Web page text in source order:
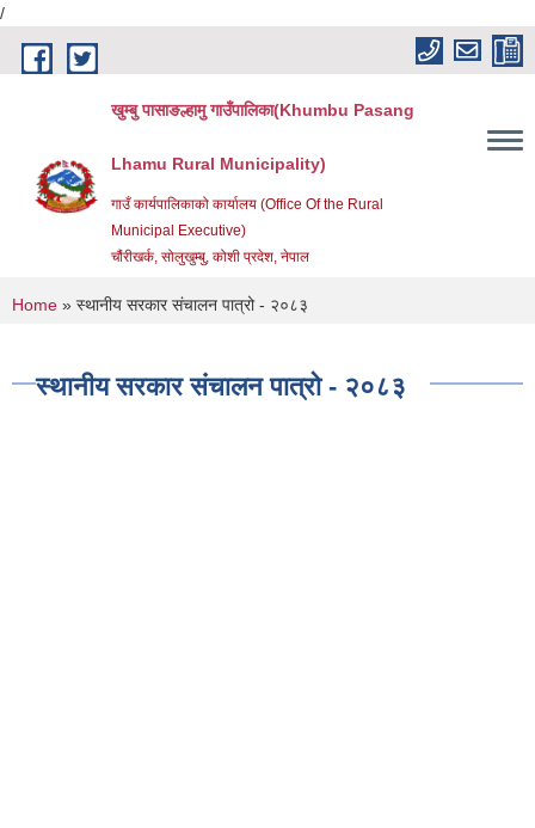
/
Skip to main content
खुम्बु पासाङल्हामु गाउँपालिका(Khumbu Pasang
Lhamu Rural Municipality)
गाउँ कार्यपालिकाको कार्यालय (Office Of the Rural
Municipal Executive)
चौंरीखर्क, सोलुखुम्बु, कोशी प्रदेश, नेपाल
You are here
Home » स्थानीय सरकार संचालन पात्रो - २०८३
स्थानीय सरकार संचालन पात्रो - २०८३